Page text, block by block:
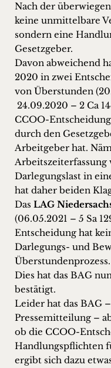
Nach der
keine unmittelbare
sondern eine
Gesetzgeber.
Davon abweichend
2020 in zwei
von Überstunden
24.09.2020 – 2 Ca
CCOO-
durch den
Arbeitgeber hat.
Arbeitszeiterfassung
Darlegungslast in
hat daher beiden
Das LAG
(06.05.2021 – 5 Sa
Entscheidung hat
Darlegungs- und
Überstundenprozess.
Dies hat das BAG
bestätigt.
Leider hat das BAG
Pressemitteilung –
ob die CCOO-
Handlungspflichten
ergibt sich dazu